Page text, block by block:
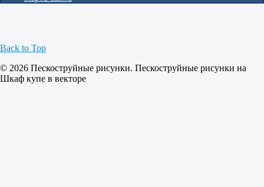
Back to Top
© 2026 Пескоструйные рисунки. Пескоструйные рисунки на
Шкаф купе в векторе